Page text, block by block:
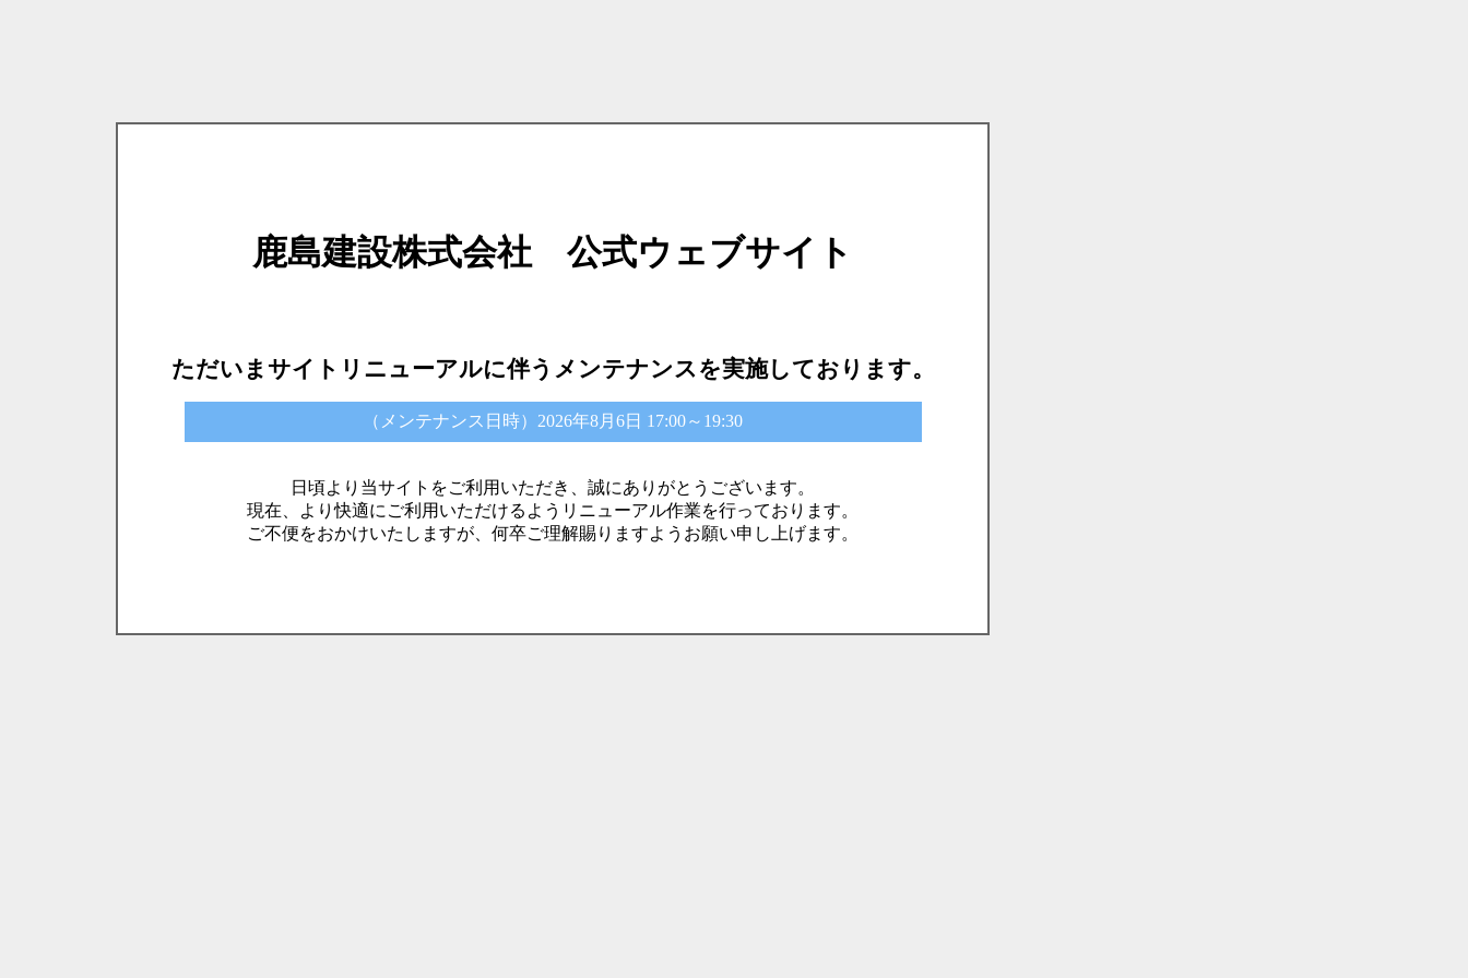
鹿島建設株式会社 公式ウェブサイト
ただいまサイトリニューアルに伴うメンテナンスを実施しております。
（メンテナンス日時）2026年8月6日 17:00～19:30
日頃より当サイトをご利用いただき、誠にありがとうございます。
現在、より快適にご利用いただけるようリニューアル作業を行っております。
ご不便をおかけいたしますが、何卒ご理解賜りますようお願い申し上げます。